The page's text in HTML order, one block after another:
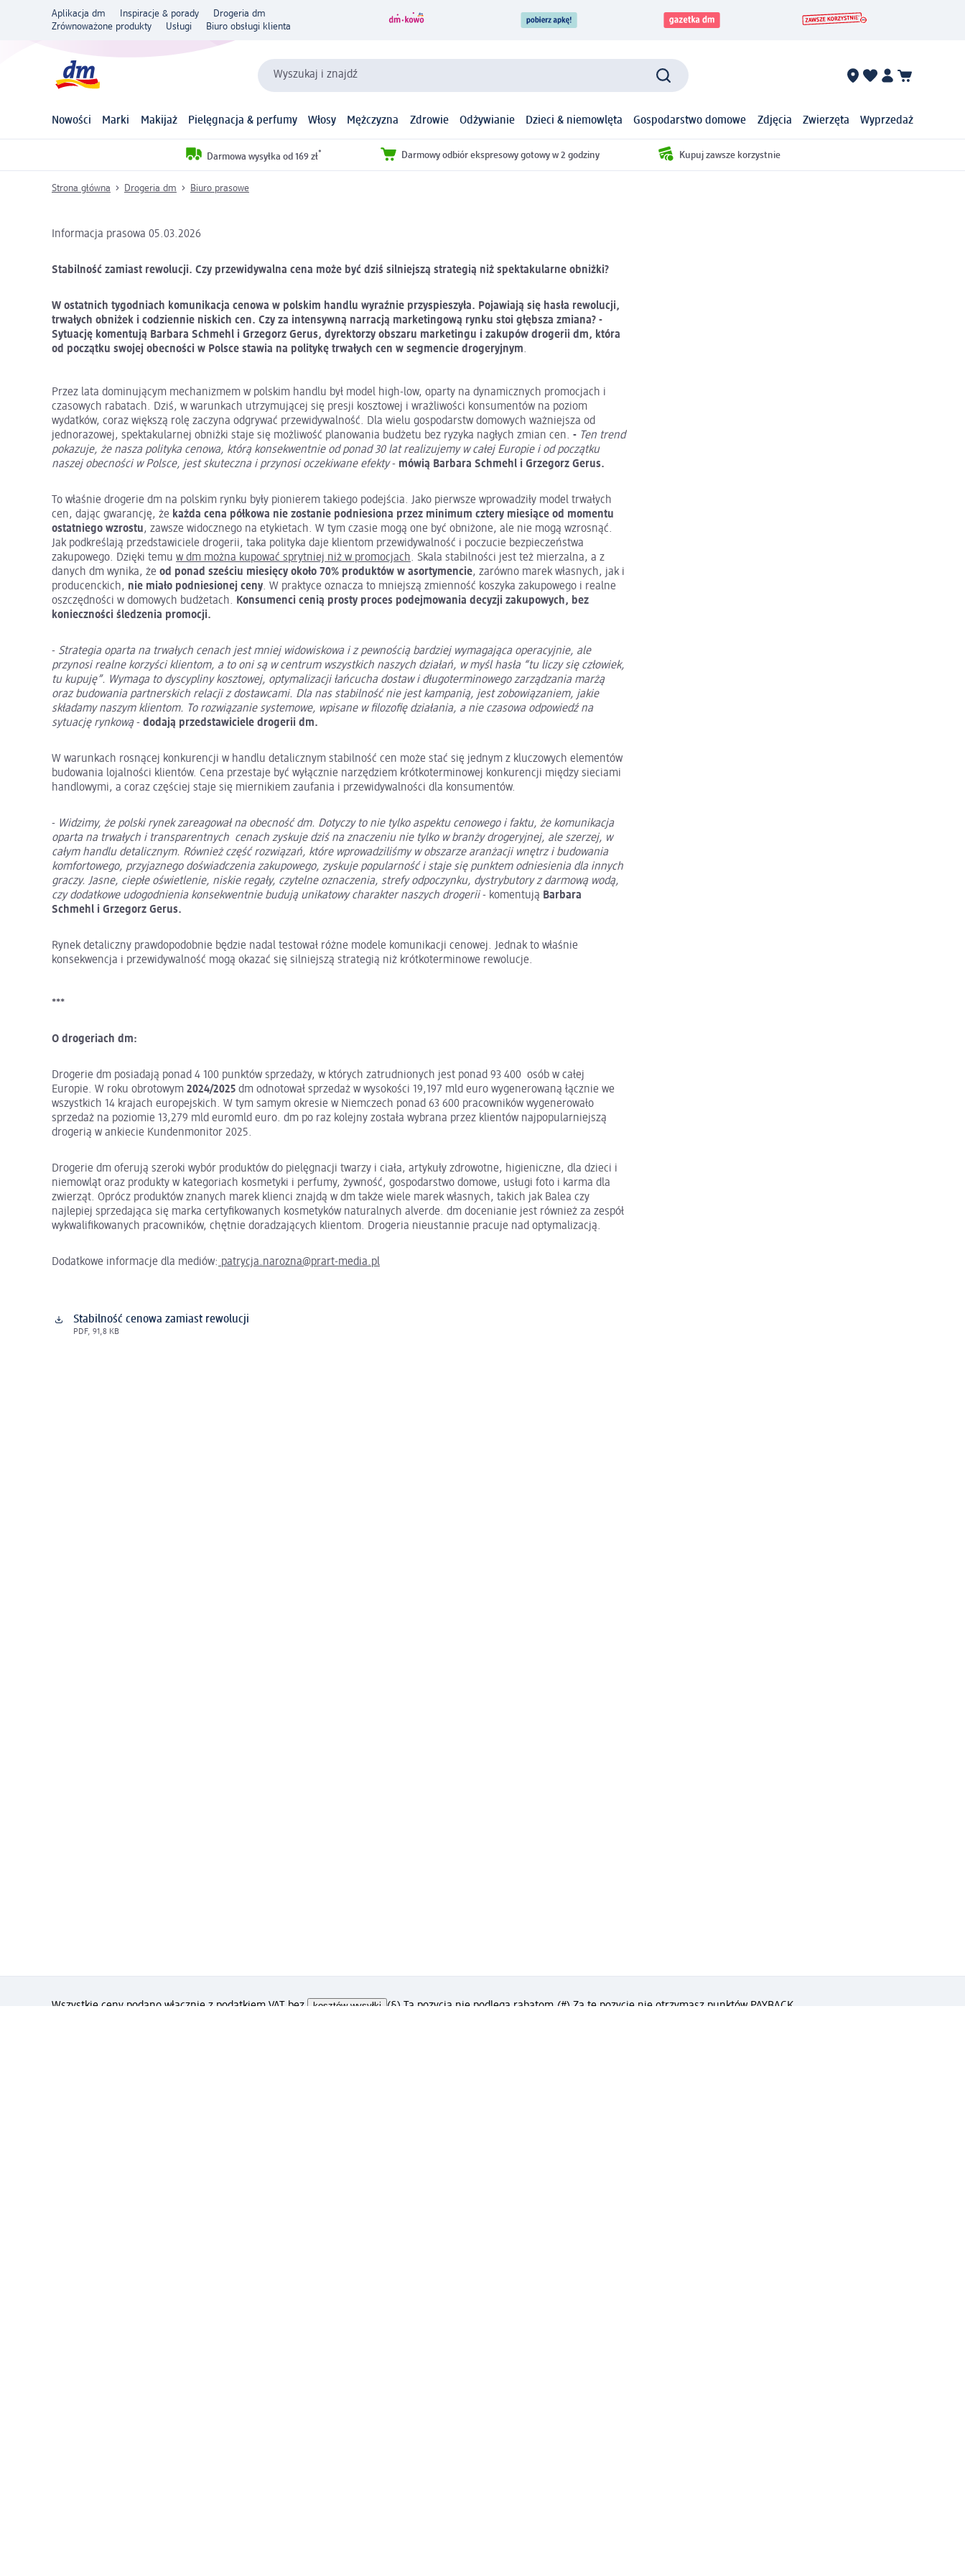
Aplikacja dm Inspiracje & porady
Drogeria dm
Zrównoważone produkty
Usługi Biuro obsługi klienta
Wyszukaj i znajdź
Nowości Marki Makijaż Pielęgnacja & perfumy Włosy Mężczyzna Zdrowie Odżywianie Dzieci & niemowlęta Gospodarstwo domowe Zdjęcia Zwierzęta Wyprzedaż
Darmowa wysyłka od 169 zł* Darmowy odbiór ekspresowy gotowy w 2 godziny Kupuj zawsze korzystnie
Strona główna Drogeria dm Biuro prasowe
Informacja prasowa 05.03.2026
Stabilność zamiast rewolucji. Czy przewidywalna cena może być dziś silniejszą strategią niż spektakularne obniżki?
W ostatnich tygodniach komunikacja cenowa w polskim handlu wyraźnie przyspieszyła. Pojawiają się hasła rewolucji,
trwałych obniżek i codziennie niskich cen. Czy za intensywną narracją marketingową rynku stoi głębsza zmiana? -
Sytuację komentują Barbara Schmehl i Grzegorz Gerus, dyrektorzy obszaru marketingu i zakupów drogerii dm, która
od początku swojej obecności w Polsce stawia na politykę trwałych cen w segmencie drogeryjnym.
Przez lata dominującym mechanizmem w polskim handlu był model high-low, oparty na dynamicznych promocjach i
czasowych rabatach. Dziś, w warunkach utrzymującej się presji kosztowej i wrażliwości konsumentów na poziom
wydatków, coraz większą rolę zaczyna odgrywać przewidywalność. Dla wielu gospodarstw domowych ważniejsza od
jednorazowej, spektakularnej obniżki staje się możliwość planowania budżetu bez ryzyka nagłych zmian cen. - Ten trend
pokazuje, że nasza polityka cenowa, którą konsekwentnie od ponad 30 lat realizujemy w całej Europie i od początku
naszej obecności w Polsce, jest skuteczna i przynosi oczekiwane efekty- mówią Barbara Schmehl i Grzegorz Gerus.
To właśnie drogerie dm na polskim rynku były pionierem takiego podejścia. Jako pierwsze wprowadziły model trwałych
cen, dając gwarancję, że każda cena półkowa nie zostanie podniesiona przez minimum cztery miesiące od momentu
ostatniego wzrostu, zawsze widocznego na etykietach. W tym czasie mogą one być obniżone, ale nie mogą wzrosnąć.
Jak podkreślają przedstawiciele drogerii, taka polityka daje klientom przewidywalność i poczucie bezpieczeństwa
zakupowego. Dzięki temu w dm można kupować sprytniej niż w promocjach. Skala stabilności jest też mierzalna, a z
danych dm wynika, że od ponad sześciu miesięcy około 70% produktów w asortymencie, zarówno marek własnych, jak i
producenckich, nie miało podniesionej ceny. W praktyce oznacza to mniejszą zmienność koszyka zakupowego i realne
oszczędności w domowych budżetach. Konsumenci cenią prosty proces podejmowania decyzji zakupowych, bez
konieczności śledzenia promocji.
- Strategia oparta na trwałych cenach jest mniej widowiskowa i z pewnością bardziej wymagająca operacyjnie, ale
przynosi realne korzyści klientom, a to oni są w centrum wszystkich naszych działań, w myśl hasła “tu liczy się człowiek,
tu kupuję”. Wymaga to dyscypliny kosztowej, optymalizacji łańcucha dostaw i długoterminowego zarządzania marżą
oraz budowania partnerskich relacji z dostawcami. Dla nas stabilność nie jest kampanią, jest zobowiązaniem, jakie
składamy naszym klientom. To rozwiązanie systemowe, wpisane w filozofię działania, a nie czasowa odpowiedź na
sytuację rynkową - dodają przedstawiciele drogerii dm.
W warunkach rosnącej konkurencji w handlu detalicznym stabilność cen może stać się jednym z kluczowych elementów
budowania lojalności klientów. Cena przestaje być wyłącznie narzędziem krótkoterminowej konkurencji między sieciami
handlowymi, a coraz częściej staje się miernikiem zaufania i przewidywalności dla konsumentów.
- Widzimy, że polski rynek zareagował na obecność dm. Dotyczy to nie tylko aspektu cenowego i faktu, że komunikacja
oparta na trwałych i transparentnych cenach zyskuje dziś na znaczeniu nie tylko w branży drogeryjnej, ale szerzej, w
całym handlu detalicznym. Również część rozwiązań, które wprowadziliśmy w obszarze aranżacji wnętrz i budowania
komfortowego, przyjaznego doświadczenia zakupowego, zyskuje popularność i staje się punktem odniesienia dla innych
graczy. Jasne, ciepłe oświetlenie, niskie regały, czytelne oznaczenia, strefy odpoczynku, dystrybutory z darmową wodą,
czy dodatkowe udogodnienia konsekwentnie budują unikatowy charakter naszych drogerii- komentują Barbara
Schmehl i Grzegorz Gerus.
Rynek detaliczny prawdopodobnie będzie nadal testował różne modele komunikacji cenowej. Jednak to właśnie
konsekwencja i przewidywalność mogą okazać się silniejszą strategią niż krótkoterminowe rewolucje.
***
O drogeriach dm:
Drogerie dm posiadają ponad 4 100 punktów sprzedaży, w których zatrudnionych jest ponad 93 400 osób w całej
Europie. W roku obrotowym 2024/2025 dm odnotował sprzedaż w wysokości 19,197 mld euro wygenerowaną łącznie we
wszystkich 14 krajach europejskich. W tym samym okresie w Niemczech ponad 63 600 pracowników wygenerowało
sprzedaż na poziomie 13,279 mld euromld euro. dm po raz kolejny została wybrana przez klientów najpopularniejszą
drogerią w ankiecie Kundenmonitor 2025.
Drogerie dm oferują szeroki wybór produktów do pielęgnacji twarzy i ciała, artykuły zdrowotne, higieniczne, dla dzieci i
niemowląt oraz produkty w kategoriach kosmetyki i perfumy, żywność, gospodarstwo domowe, usługi foto i karma dla
zwierząt. Oprócz produktów znanych marek klienci znajdą w dm także wiele marek własnych, takich jak Balea czy
najlepiej sprzedająca się marka certyfikowanych kosmetyków naturalnych alverde. dm docenianie jest również za zespół
wykwalifikowanych pracowników, chętnie doradzających klientom. Drogeria nieustannie pracuje nad optymalizacją.
Dodatkowe informacje dla mediów: patrycja.narozna@prart-media.pl
Stabilność cenowa zamiast rewolucji
PDF, 91,8 KB
Wszystkie ceny podano włącznie z podatkiem VAT bez kosztów wysyłki (§) Ta pozycja nie podlega rabatom. (#) Za tę pozycję nie otrzymasz punktów PAYBACK.